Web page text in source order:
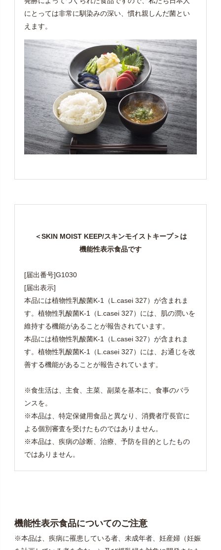
にとっては非常に馴染みの深い、慣れ親しんだ菌とい
えます。
＜SKIN MOIST KEEP/スキンモイストキープ＞は
機能性表示食品です
[届出番号]G1030
[届出表示]
本品には植物性乳酸菌K-1（L.casei 327）が含まれま
す。植物性乳酸菌K-1（L.casei 327）には、肌の潤いを
維持する機能があることが報告されています。
本品には植物性乳酸菌K-1（L.casei 327）が含まれま
す。植物性乳酸菌K-1（L.casei 327）には、お通じを改
善する機能があることが報告されています。
※食生活は、主食、主菜、副菜を基本に、食事のバラ
ンスを。
※本品は、特定保健用食品と異なり、消費者庁長官に
よる個別審査を受けたものではありません。
※本品は、疾病の診断、治療、予防を目的としたもの
ではありません。
機能性表示食品についてのご注意
※本品は、疾病に罹患している者、未成年者、妊産婦（妊娠